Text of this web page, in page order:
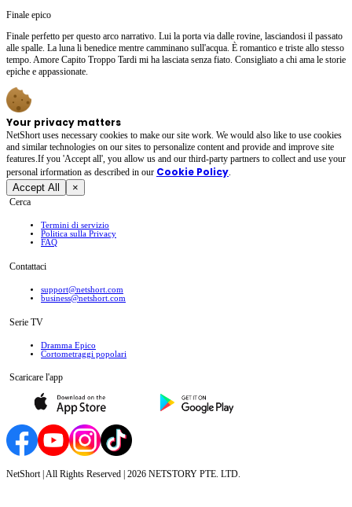
Finale epico
Finale perfetto per questo arco narrativo. Lui la porta via dalle rovine, lasciandosi il passato
alle spalle. La luna li benedice mentre camminano sull'acqua. È romantico e triste allo stesso
tempo. Amore Capito Troppo Tardi mi ha lasciata senza fiato. Consigliato a chi ama le storie
epiche e appassionate.
Your privacy matters
NetShort uses necessary cookies to make our site work. We would also like to use cookies
and similar technologies on our sites to personalize content and provide and improve site
features.If you 'Accept all', you allow us and our third-party partners to collect and use your
personal irformation as described in our Cookie Policy.
Accept All ×
Cerca
Termini di servizio
Politica sulla Privacy
FAQ
Contattaci
support@netshort.com
business@netshort.com
Serie TV
Dramma Epico
‌Cortometraggi popolari
Scaricare l'app
NetShort | All Rights Reserved | 2026 NETSTORY PTE. LTD.